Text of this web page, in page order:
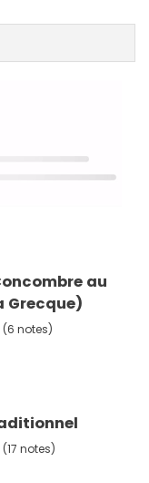
au
Grecque)
(6 notes)
(17 notes)